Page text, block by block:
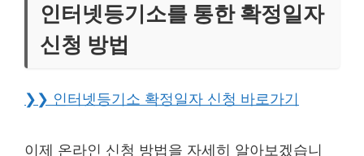
인터넷등기소를 통한 확정일자
신청 방법
❯❯ 인터넷등기소 확정일자 신청 바로가기
이제 온라인 신청 방법을 자세히 알아보겠습니